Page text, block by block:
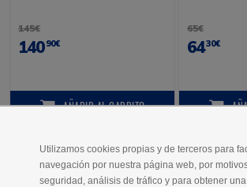
145€
140 90€
AÑADIRAL CARRITO
65€
6430€
VER MÁS PRODUCTOS
Utilizamos cookies propias y de terceros para
navegación por nuestra página web, por
seguridad, análisis de tráfico y para obtener